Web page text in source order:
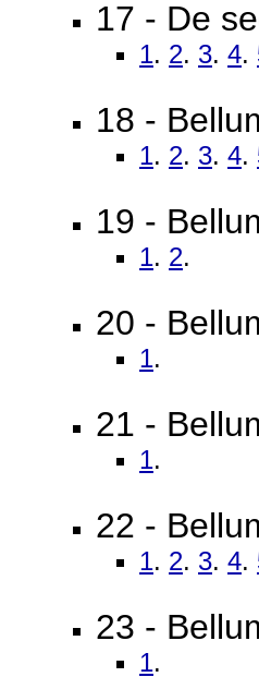
17 - De
1. 2. 3. 4.
18 -
1. 2. 3. 4.
19 -
1. 2.
20 -
1.
21 -
1.
22 -
1. 2. 3. 4.
23 -
1.